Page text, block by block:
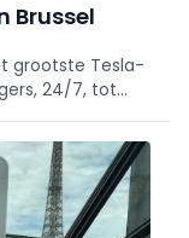
Brussel
grootste Tesla-
24/7, tot
bestaande
dj en